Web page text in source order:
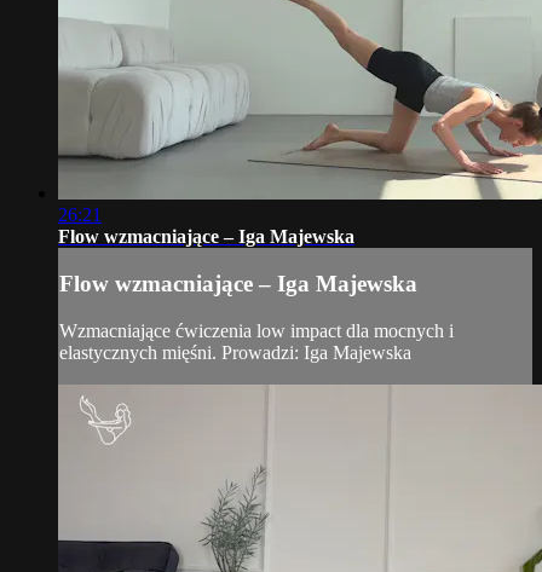
26:21
Flow wzmacniające – Iga Majewska
Flow wzmacniające – Iga Majewska
Wzmacniające ćwiczenia low impact dla mocnych i
elastycznych mięśni. Prowadzi: Iga Majewska